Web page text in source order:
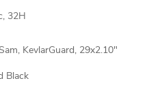
32H
KevlarGuard, 29x2.10"
Black